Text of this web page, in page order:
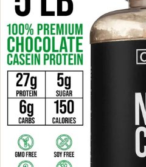
Popularne wyszukiwania
”Protein Powder“
”Overnight Oats“
”Vegan protein“
”Collagen“
”Micellar Casein“
ODŻYWKI BIAŁKOWE
Serwatka z
Izolat